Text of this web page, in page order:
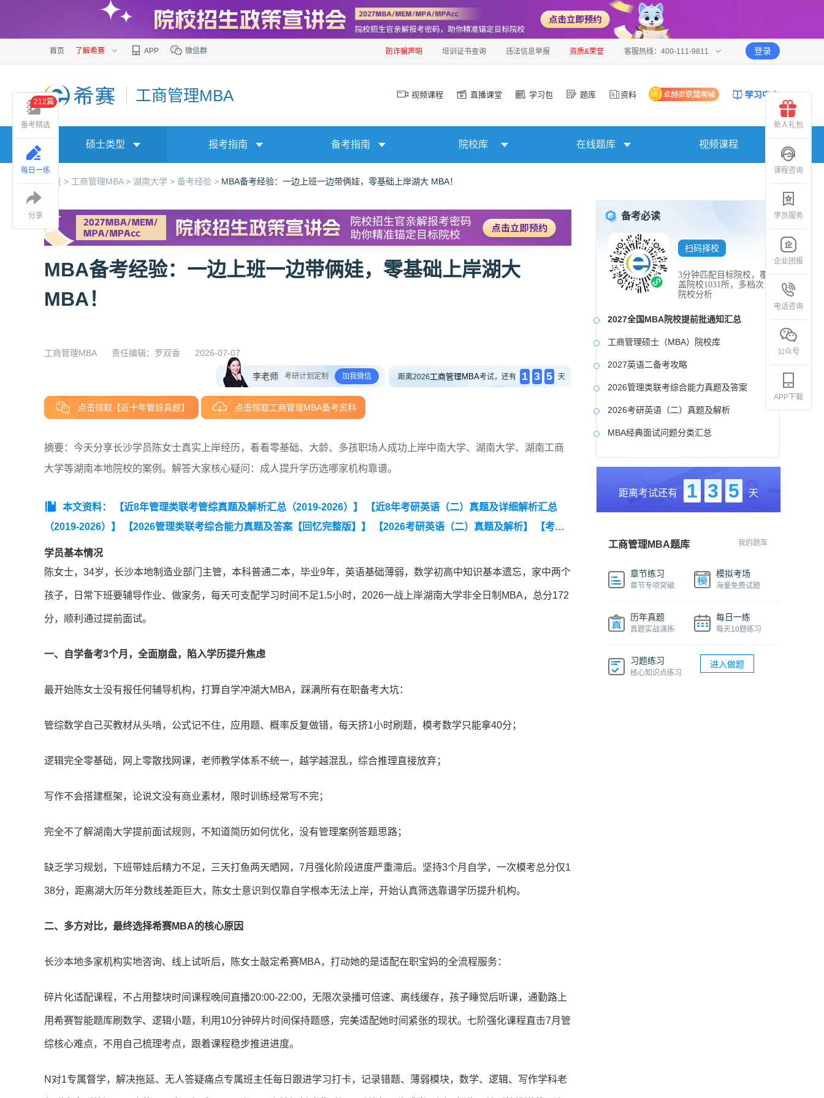
首页 了解希赛 APP 微信群 防诈骗声明 培训证书查询 违法信息举报 资质&荣誉 客服热线：400-111-9811 登录
工商管理MBA 视频课程 直播课堂 学习包 题库 资料
硕士类型 报考指南 备考指南 院校库 在线题库 视频课程
首页 > 工商管理MBA > 湖南大学 > 备考经验 > MBA备考经验：一边上班一边带俩娃，零基础上岸湖大 MBA！
MBA备考经验：一边上班一边带俩娃，零基础上岸湖大
MBA！
工商管理MBA 责任编辑：罗双香 2026-07-07
李老师 考研计划定制 加我微信 距离2026工商管理MBA考试，还有 1 3 5 天
点击领取【近十年管综真题】 点击领取工商管理MBA备考资料
摘要：今天分享长沙学员陈女士真实上岸经历，看看零基础、大龄、多孩职场人成功上岸中南大学、湖南大学、湖南工商
大学等湖南本地院校的案例。解答大家核心疑问：成人提升学历选哪家机构靠谱。
本文资料： 【近8年管理类联考管综真题及解析汇总（2019-2026）】
【近8年考研英语（二）真题及详细解析汇总
（2019-2026）】
【2026管理类联考综合能力真题及答案【回忆完整版】】 【2026考研英语（二）真题及解析】
【考研
英语（二）历年真题词频表（高频）】
学员基本情况
陈女士，34岁，长沙本地制造业部门主管，本科普通二本，毕业9年，英语基础薄弱，数学初高中知识基本遗忘，家中两个
孩子，日常下班要辅导作业、做家务，每天可支配学习时间不足1.5小时，2026一战上岸湖南大学非全日制MBA，总分172
分，顺利通过提前面试。
一、自学备考3个月，全面崩盘，陷入学历提升焦虑
最开始陈女士没有报任何辅导机构，打算自学冲湖大MBA，踩满所有在职备考大坑：
管综数学自己买教材从头啃，公式记不住，应用题、概率反复做错，每天挤1小时刷题，模考数学只能拿40分；
逻辑完全零基础，网上零散找网课，老师教学体系不统一，越学越混乱，综合推理直接放弃；
写作不会搭建框架，论说文没有商业素材，限时训练经常写不完；
完全不了解湖南大学提前面试规则，不知道简历如何优化，没有管理案例答题思路；
缺乏学习规划，下班带娃后精力不足，三天打鱼两天晒网，7月强化阶段进度严重滞后。坚持3个月自学，一次模考总分仅1
38分，距离湖大历年分数线差距巨大，陈女士意识到仅靠自学根本无法上岸，开始认真筛选靠谱学历提升机构。
二、多方对比，最终选择希赛MBA的核心原因
长沙本地多家机构实地咨询、线上试听后，陈女士敲定希赛MBA，打动她的是适配在职宝妈的全流程服务：
碎片化适配课程，不占用整块时间课程晚间直播20:00-22:00，无限次录播可倍速、离线缓存，孩子睡觉后听课，通勤路上
用希赛智能题库刷数学、逻辑小题，利用10分钟碎片时间保持题感，完美适配她时间紧张的现状。七阶强化课程直击7月管
综核心难点，不用自己梳理考点，跟着课程稳步推进进度。
N对1专属督学，解决拖延、无人答疑痛点专属班主任每日跟进学习打卡，记录错题、薄弱模块，数学、逻辑、写作学科老
备考必读
扫码择校
3分钟匹配目标院校，覆
盖院校1031所，多档次
院校分析
2027全国MBA院校提前批通知汇总
工商管理硕士（MBA）院校库
2027英语二备考攻略
2026管理类联考综合能力真题及答案
2026考研英语（二）真题及解析
MBA经典面试问题分类汇总
2017-2025近九年各科真题及详细解析
考研英语（二）试题库
2027写作备考攻略
距离考试还有 1 3 5 天
工商管理MBA题库 我的题库
章节练习
章节专项突破
模拟考场
海量免费试题
历年真题
真题实战演练
每日一练
每天10题练习
习题练习
核心知识点练习
进入做题
备考精选
212篇
每日一练
分享
新人礼包
课程咨询
学员服务
企业团报
电话咨询
公众号
APP下载